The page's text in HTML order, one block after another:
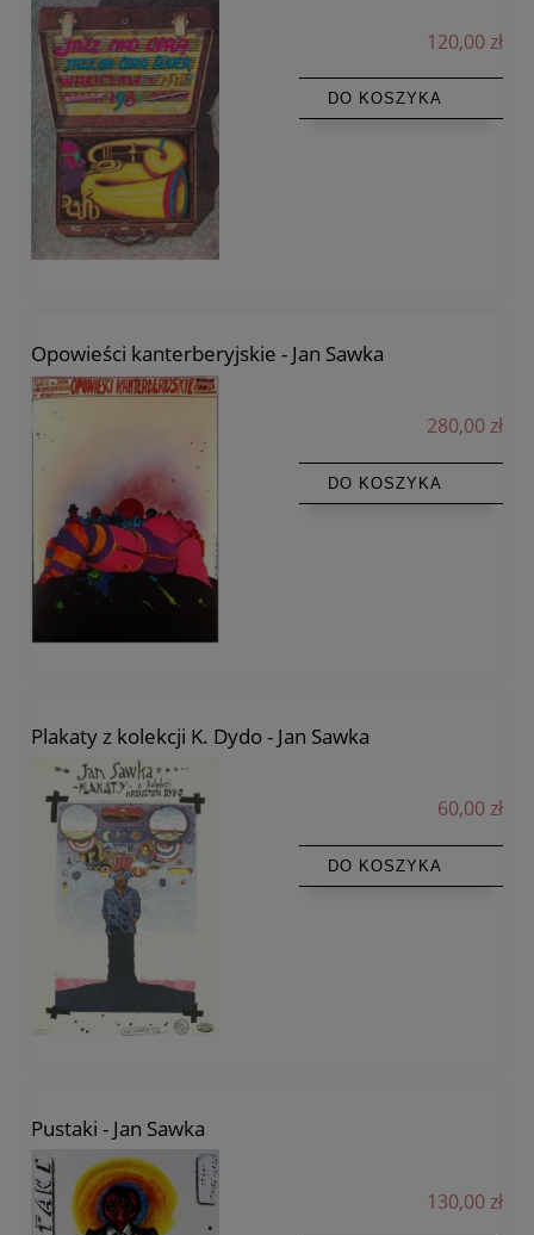
120,00 zł
DO KOSZYKA
Opowieści kanterberyjskie - Jan Sawka
280,00 zł
DO KOSZYKA
Plakaty z kolekcji K. Dydo - Jan Sawka
60,00 zł
DO KOSZYKA
Pustaki - Jan Sawka
130,00 zł